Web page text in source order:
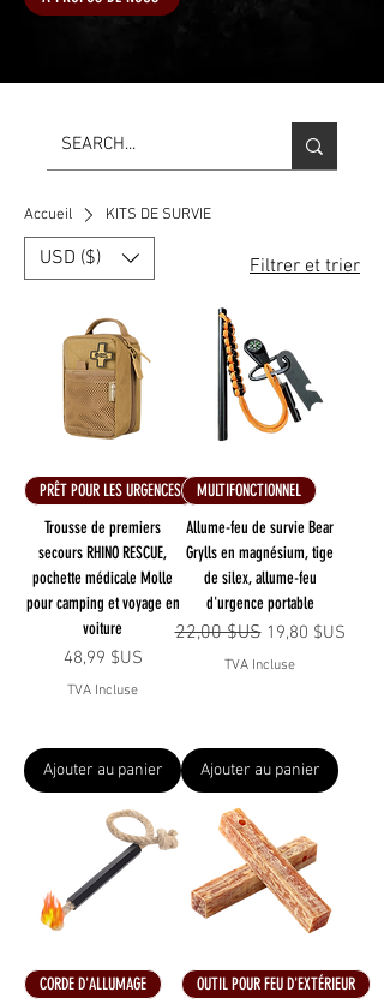
Accueil KITS DE SURVIE
Filtrer et trier
PRÊT POUR LES URGENCES
Trousse de premiers
secours RHINO RESCUE,
pochette médicale Molle
pour camping et voyage en
voiture
Prix
48,99 $US
TVA Incluse
Ajouter au panier
MULTIFONCTIONNEL
Allume-feu de survie Bear
Grylls en magnésium, tige
de silex, allume-feu
d'urgence portable
Prix original
22,00 $US Prix
19,80 $US
TVA Incluse
Ajouter au panier
CORDE D'ALLUMAGE
OUTIL POUR FEU D'EXTÉRIEUR
USD ($)